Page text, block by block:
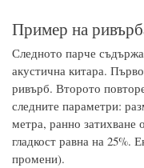
Пример на
Следното парче
акустична китара.
ривърб. Второто
следните параметри:
метра, ранно затихване
гладкост равна на 25%.
промени).